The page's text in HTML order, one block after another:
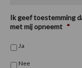
Ik geef toestemming
met mij opneemt *
Ja
Nee